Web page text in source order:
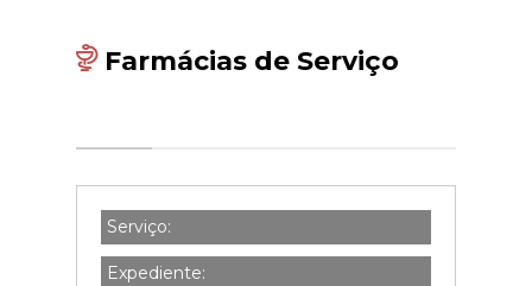
Farmácias de Serviço
Serviço:
Expediente: